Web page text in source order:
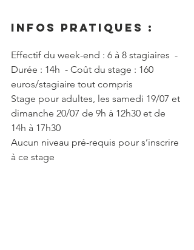
Infos pratiques :
Effectif du week-end : 6 à 8 stagiaires  -
Durée : 14h  - Coût du stage : 160
euros/stagiaire tout compris
Stage pour adultes, les samedi 19/07 et
dimanche 20/07 de 9h à 12h30 et de
14h à 17h30
Aucun niveau pré-requis pour s’inscrire
à ce stage